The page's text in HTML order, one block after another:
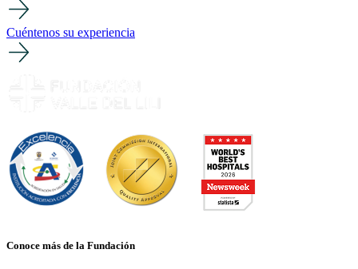
Cuéntenos su experiencia
Conoce más de la Fundación